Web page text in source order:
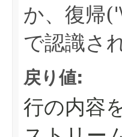
か、復帰
で認識さ
戻り値:
行の内容